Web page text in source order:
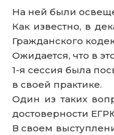
На ней были
Как известно, в
Гражданского
Ожидается, что в
1-я сессия была
в своей практике.
Один из таких
достоверности
В своем